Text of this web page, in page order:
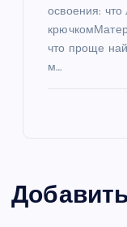
освоения: что
что проще
м…